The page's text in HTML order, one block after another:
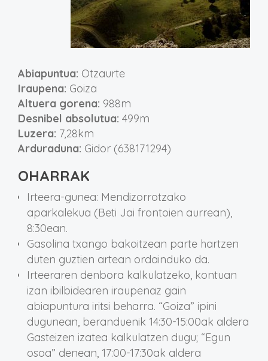
Abiapuntua: Otzaurte
Iraupena: Goiza
Altuera gorena: 988m
Desnibel absolutua: 499m
Luzera: 7,28km
Arduraduna: Gidor (638171294)
OHARRAK
Irteera-gunea: Mendizorrotzako
aparkalekua (Beti Jai frontoien aurrean),
8:30ean.
Gasolina txango bakoitzean parte hartzen
duten guztien artean ordainduko da.
Irteeraren denbora kalkulatzeko, kontuan
izan ibilbidearen iraupenaz gain
abiapuntura iritsi beharra. “Goiza” ipini
dugunean, beranduenik 14:30-15:00ak aldera
Gasteizen izatea kalkulatzen dugu; “Egun
osoa” denean, 17:00-17:30ak aldera